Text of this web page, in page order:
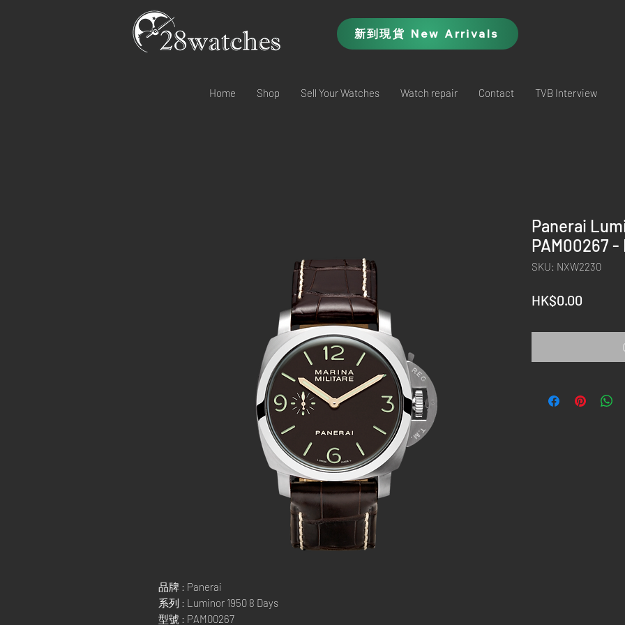
新到現貨 New Arrivals
Home Shop Sell Your Watches Watch repair Contact TVB Interview
品牌 : Panerai
系列 : Luminor 1950 8 Days
型號 : PAM00267
Panerai
PAM00267 -
SKU: NXW2230
HK$0.00